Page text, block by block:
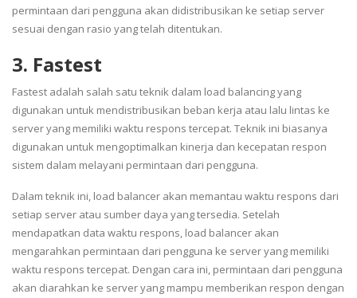
permintaan dari pengguna akan didistribusikan ke setiap server
sesuai dengan rasio yang telah ditentukan.
3. Fastest
Fastest adalah salah satu teknik dalam load balancing yang
digunakan untuk mendistribusikan beban kerja atau lalu lintas ke
server yang memiliki waktu respons tercepat. Teknik ini biasanya
digunakan untuk mengoptimalkan kinerja dan kecepatan respon
sistem dalam melayani permintaan dari pengguna.
Dalam teknik ini, load balancer akan memantau waktu respons dari
setiap server atau sumber daya yang tersedia. Setelah
mendapatkan data waktu respons, load balancer akan
mengarahkan permintaan dari pengguna ke server yang memiliki
waktu respons tercepat. Dengan cara ini, permintaan dari pengguna
akan diarahkan ke server yang mampu memberikan respon dengan